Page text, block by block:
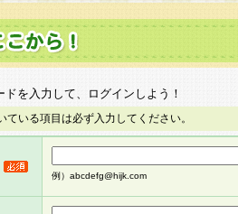
を入力して、ログインしよう！
ている項目は必ず入力してください。
例）abcdefg@hijk.com